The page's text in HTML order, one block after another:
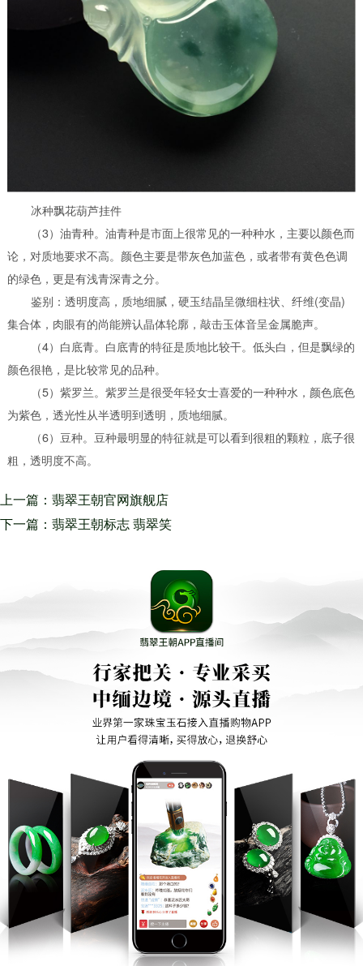
冰种飘花葫芦挂件
（3）油青种。油青种是市面上很常见的一种种水，主要以颜色而
论，对质地要求不高。颜色主要是带灰色加蓝色，或者带有黄色色调
的绿色，更是有浅青深青之分。
鉴别：透明度高，质地细腻，硬玉结晶呈微细柱状、纤维(变晶)
集合体，肉眼有的尚能辨认晶体轮廓，敲击玉体音呈金属脆声。
（4）白底青。白底青的特征是质地比较干。低头白，但是飘绿的
颜色很艳，是比较常见的品种。
（5）紫罗兰。紫罗兰是很受年轻女士喜爱的一种种水，颜色底色
为紫色，透光性从半透明到透明，质地细腻。
（6）豆种。豆种最明显的特征就是可以看到很粗的颗粒，底子很
粗，透明度不高。
上一篇：翡翠王朝官网旗舰店
它就是生在云南长在互联网的电
下一篇：翡翠王朝标志 翡翠笑